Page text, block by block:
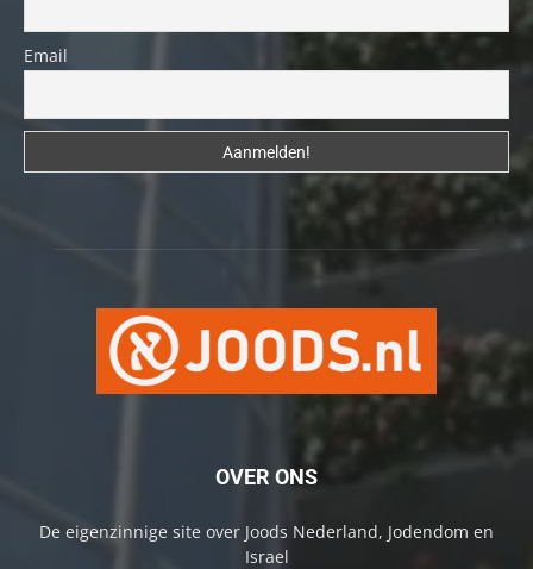
Email
OVER ONS
De eigenzinnige site over Joods Nederland, Jodendom en
Israel